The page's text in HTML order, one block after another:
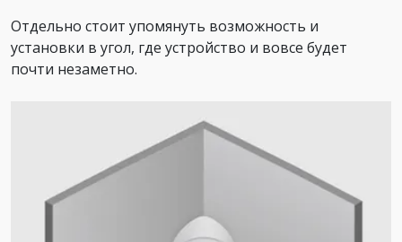
Отдельно стоит упомянуть возможность и
установки в угол, где устройство и вовсе будет
почти незаметно.